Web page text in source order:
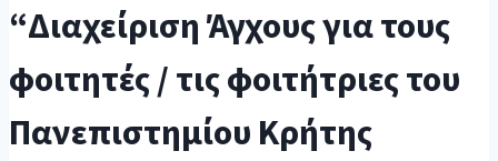
“Διαχείριση Άγχους για τους
φοιτητές / τις φοιτήτριες του
Πανεπιστημίου Κρήτης